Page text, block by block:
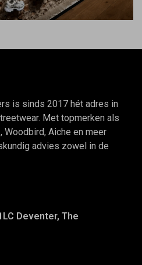
is sinds 2017 hét adres in
Met topmerken als
Aiche en meer
advies zowel in de
Deventer, The